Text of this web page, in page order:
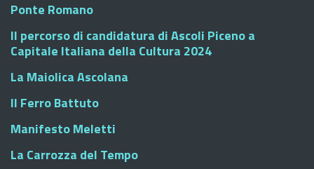
Ponte Romano
Il percorso di candidatura di Ascoli Piceno a
Capitale Italiana della Cultura 2024
La Maiolica Ascolana
Il Ferro Battuto
Manifesto Meletti
La Carrozza del Tempo